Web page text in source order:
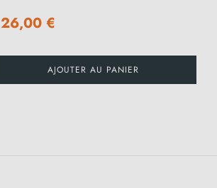
26,00 €
AJOUTER AU PANIER